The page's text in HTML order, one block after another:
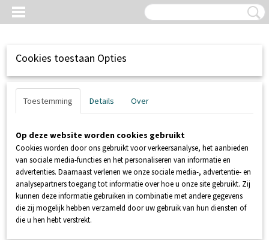
Inloggen Registreren
UW WINKELWAGEN
Cookies toestaan Opties
Toestemming Details Over
Op deze website worden cookies gebruikt
Cookies worden door ons gebruikt voor verkeersanalyse, het aanbieden
van sociale media-functies en het personaliseren van informatie en
advertenties. Daarnaast verlenen we onze sociale media-, advertentie- en
analysepartners toegang tot informatie over hoe u onze site gebruikt. Zij
kunnen deze informatie gebruiken in combinatie met andere gegevens
die zij mogelijk hebben verzameld door uw gebruik van hun diensten of
die u hen hebt verstrekt.